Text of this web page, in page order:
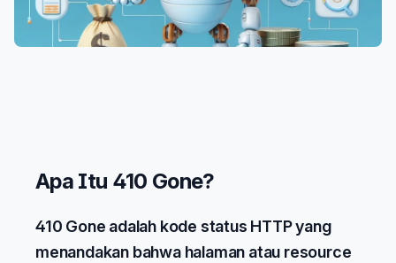
Apa Itu 410 Gone?
410 Gone adalah kode status HTTP yang
menandakan bahwa halaman atau resource